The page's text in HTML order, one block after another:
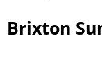
Brixton